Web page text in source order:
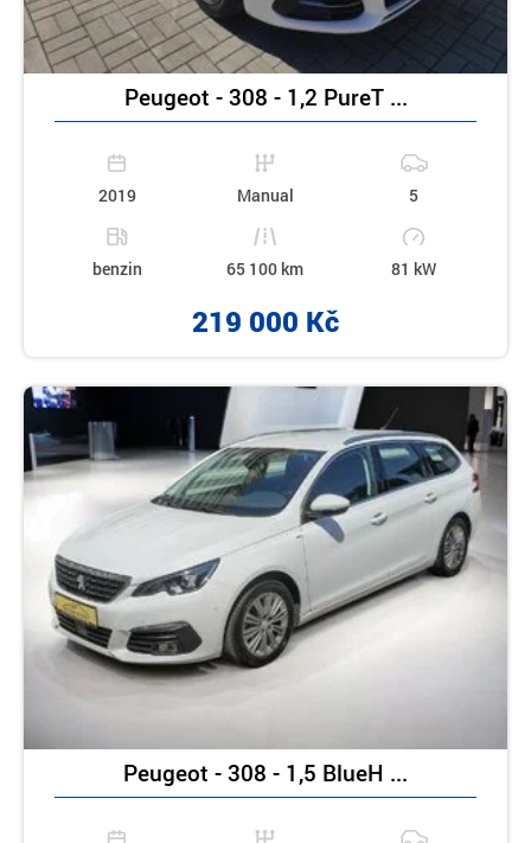
Peugeot - 308 - 1,2 PureT ...
2019 Manual 5
benzin 65 100 km 81 kW
219 000 Kč
Peugeot - 308 - 1,5 BlueH ...